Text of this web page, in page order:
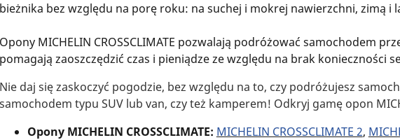
bieżnika bez względu na porę roku: na suchej i mokrej nawierzchni, zimą i
Opony MICHELIN CROSSCLIMATE pozwalają podróżować samochodem
pomagają zaoszczędzić czas i pieniądze ze względu na brak konieczności
Nie daj się zaskoczyć pogodzie, bez względu na to, czy podróżujesz
samochodem typu SUV lub van, czy też kamperem! Odkryj gamę opon
Opony MICHELIN CROSSCLIMATE: MICHELIN CROSSCLIMATE 2,